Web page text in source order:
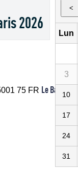
2026
75 FR Le Baiser
<
Lun
3
10
17
24
31